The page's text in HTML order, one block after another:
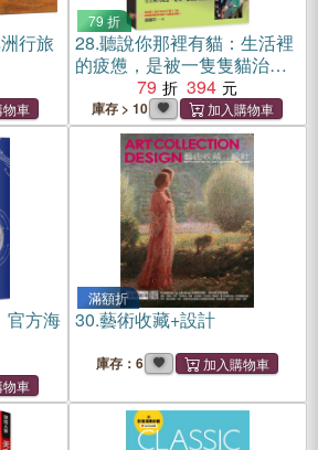
行旅
79 折
28.聽說你那裡有貓：生活裡
的疲憊，是被一隻隻貓治癒
79 394
庫存 > 10
官方海
滿額折
30.藝術收藏+設計
庫存：6